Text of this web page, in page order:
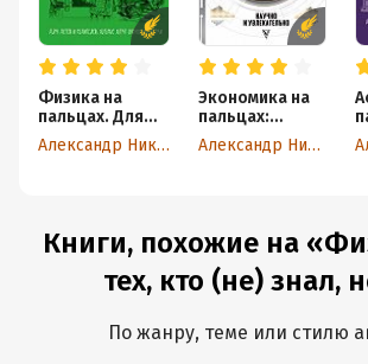
Физика на
пальцах. Для
детей и
родителей,
Александр Никонов
Экономика на
пальцах:
научно и
увлекательноАлександр Никонов
Книги, похожие на
тех, кто (не) знал,
По жанру, теме или стилю